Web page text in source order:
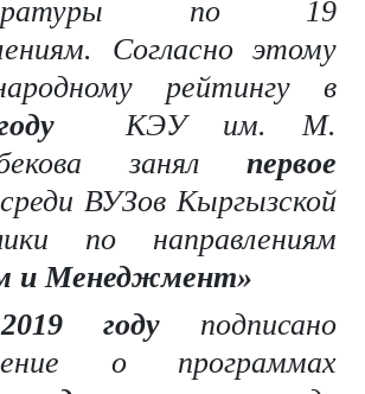
по 19
Согласно этому
рейтингу в
КЭУ им. М.
занял первое
среди ВУЗов Кыргызской
по направлениям
и Менеджмент»
году подписано
о программах